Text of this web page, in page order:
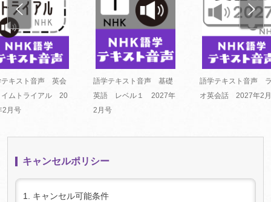
テキスト音声 英会
イムトライアル 20
2月号
語学テキスト音声 基礎
英語 レベル１ 2027年
2月号
語学テキスト音声
オ英会話 2027年2
キャンセルポリシー
1. キャンセル可能条件